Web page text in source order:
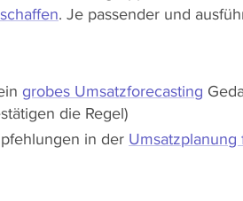
. Je passender und
grobes Umsatzforecasting
die Regel)
in der